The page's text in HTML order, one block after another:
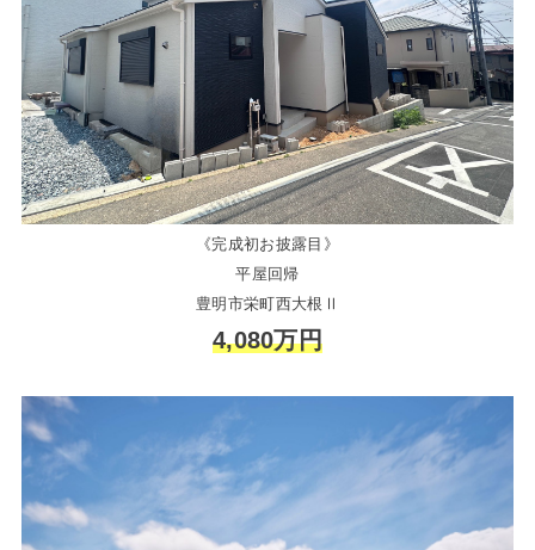
《完成初お披露目》
平屋回帰
豊明市栄町西大根Ⅱ
4,080万円